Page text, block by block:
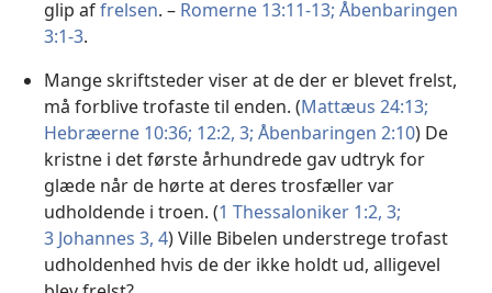
glip affrelsen. – Romerne 13:11-13; Åbenbaringen
3:1-3.
Mange skriftsteder viser at de der er blevet frelst,
må forblive trofaste til enden. (Mattæus 24:13;
Hebræerne 10:36; 12:2, 3; Åbenbaringen 2:10) De
kristne i det første århundrede gav udtryk for
glæde når de hørte at deres trosfæller var
udholdende i troen. (1 Thessaloniker 1:2, 3;
3 Johannes 3, 4) Ville Bibelen understrege trofast
udholdenhed hvis de der ikke holdt ud, alligevel